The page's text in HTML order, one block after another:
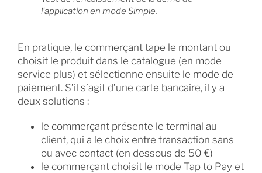
l’application en mode Simple.
En pratique, le commerçant tape le montant ou
choisit le produit dans le catalogue (en mode
service plus) et sélectionne ensuite le mode de
paiement. S’il s’agit d’une carte bancaire, il y a
deux solutions :
le commerçant présente le terminal au
client, qui a le choix entre transaction sans
ou avec contact (en dessous de 50 €)
le commerçant choisit le mode Tap to Pay et